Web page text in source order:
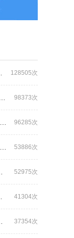
128505次
98373次
96285次
53886次
52975次
41304次
37354次